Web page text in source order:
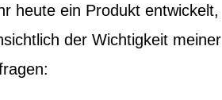
heute ein Produkt entwickelt,
der Wichtigkeit meiner